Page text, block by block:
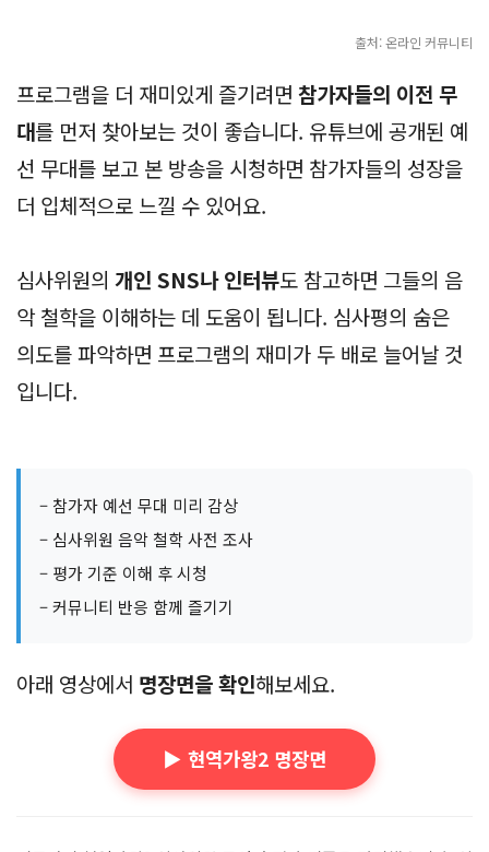
출처: 온라인 커뮤니티
프로그램을 더 재미있게 즐기려면 참가자들의 이전 무
대를 먼저 찾아보는 것이 좋습니다. 유튜브에 공개된 예
선 무대를 보고 본 방송을 시청하면 참가자들의 성장을
더 입체적으로 느낄 수 있어요.
심사위원의 개인 SNS나 인터뷰도 참고하면 그들의 음
악 철학을 이해하는 데 도움이 됩니다. 심사평의 숨은
의도를 파악하면 프로그램의 재미가 두 배로 늘어날 것
입니다.
– 참가자 예선 무대 미리 감상
– 심사위원 음악 철학 사전 조사
– 평가 기준 이해 후 시청
– 커뮤니티 반응 함께 즐기기
아래 영상에서 명장면을 확인해보세요.
▶️ 현역가왕2 명장면